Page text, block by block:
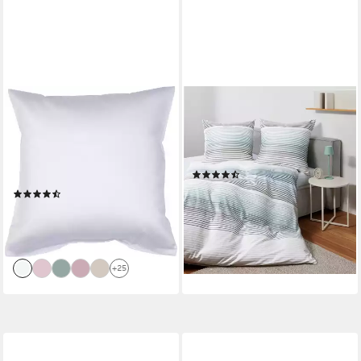
Kissenbezug Colors Mako
Baumwolle
ab 18,95 €
lieferbar - in 3-4 Werktagen bei dir
+25
Bettwäsche J. D. 87113 08,
Mako-Satin, mit
Reißverschluss
(4)
ab 45,18 € UVP64,95 €
-30%
lieferbar - in 3-4 Werktagen bei dir